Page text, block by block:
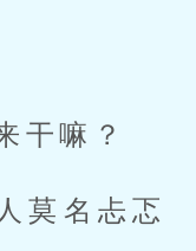
干嘛？
莫名忐忑